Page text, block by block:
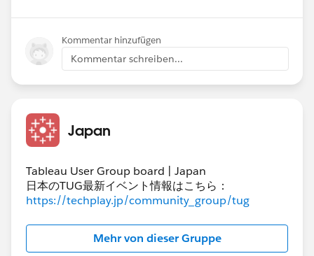
フィルターをかけてKnown Issues (既知の問題) を検索
することが可能です。
Known Issues (既知の問題) サイトの検索方法として、
索することも可能です。
Kommentar hinzufügen
Kommentar schreiben...
Japan
Tableau User Group board | Japan
日本のTUG最新イベント情報はこちら：
https://techplay.jp/community_group/tug
Mehr von dieser Gruppe